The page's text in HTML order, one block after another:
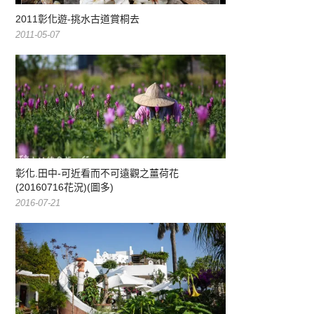
2011彰化遊-挑水古道賞桐去
2011-05-07
彰化.田中-可近看而不可遠觀之薑荷花
(20160716花況)(圖多)
2016-07-21